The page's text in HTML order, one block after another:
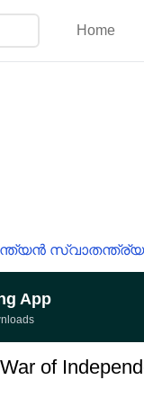
Home
സ്വാതന്ത്ര്യ
App
of